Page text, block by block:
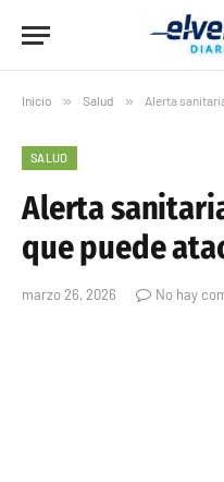
Inicio » Salud » Alerta
SALUD
Alerta
que puede
marzo 26, 2026 No hay